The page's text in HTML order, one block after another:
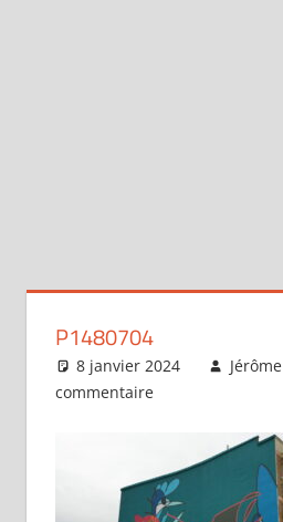
P1480704
8 janvier 2024 Jérôme
commentaire